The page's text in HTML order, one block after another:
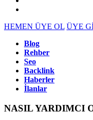
HEMEN ÜYE OL ÜYE
Blog
Rehber
Seo
Backlink
Haberler
İlanlar
NASIL YARDIMCI